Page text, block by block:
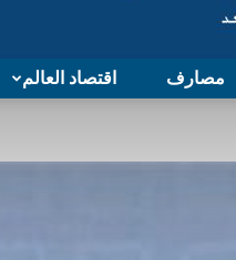
اقتصاد العالم مصارف